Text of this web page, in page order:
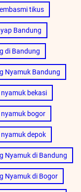
tikus
Bandung
di Bandung
Nyamuk Bandung
bekasi
bogor
depok
Nyamuk di Bandung
Nyamuk di Bogor